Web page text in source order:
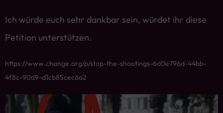
Ich würde euch sehr dankbar sein, würdet ihr diese
Petition unterstützen.
https://www.change.org/p/stop-the-shootings-6d0e796d-44bb-
4f8c-90d9-d1cb85cec6a2